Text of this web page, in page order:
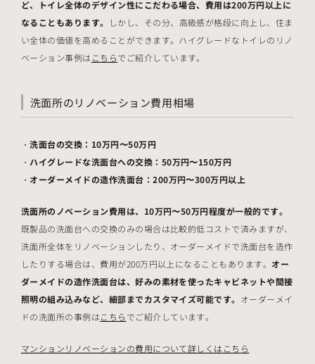
ど、トイレ全体のデザイン性にこだわる場合、費用は200万円以上に
なることもあります。
しかし、その分、高級感が格段に向上し、住ま
い全体の価値を高めることができます。ハイグレードなトイレのリノ
ベーション事例は こちらでご紹介しています。
洗面所のリノベーション費用相場
洗面台の交換：10万円〜50万円
ハイグレードな洗面台への交換：50万円〜150万円
オーダーメイドの造作洗面台：200万円〜300万円以上
洗面所のノベーション費用は、10万円〜50万円程度が一般的です。
既製品の洗面台への交換のみの場合は比較的低コストで済みますが、
洗面所全体をリノベーションしたり、オーダーメイドで洗面台を造作
したりする場合は、費用が200万円以上になることもあります。 オー
ダーメイドの造作洗面台は、好みの素材を使ったキャビネットや間接
照明の組み込みなど、細部までカスタマイズ可能です。 オーダーメイ
ドの洗面所の事例はこちら でご紹介しています。
マンションリノベーションの費用について詳しくはこちら